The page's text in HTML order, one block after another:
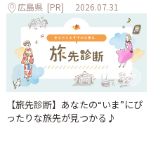
広島県 [PR] 2026.07.31
【旅先診断】あなたの“いま”にぴ
ったりな旅先が見つかる♪